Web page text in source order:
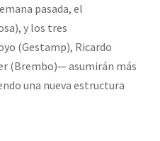
pasada, el
y los tres
(Gestamp), Ricardo
(Brembo)— asumirán más
una nueva estructura